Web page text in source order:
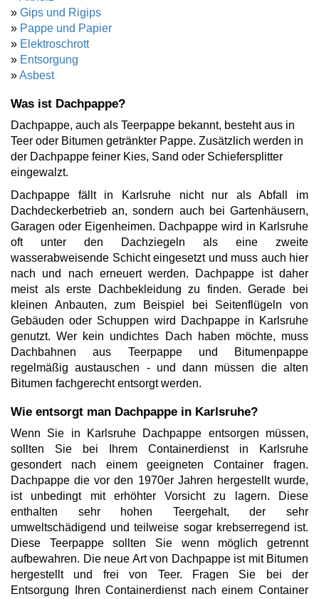
» Gips und Rigips
» Pappe und Papier
» Elektroschrott
» Entsorgung
»Asbest
Was ist Dachpappe?
Dachpappe, auch als Teerpappe bekannt, besteht aus in
Teer oder Bitumen getränkter Pappe. Zusätzlich werden in
der Dachpappe feiner Kies, Sand oder Schiefersplitter
eingewalzt.
Dachpappe fällt in Karlsruhe nicht nur als Abfall im
Dachdeckerbetrieb an, sondern auch bei Gartenhäusern,
Garagen oder Eigenheimen. Dachpappe wird in Karlsruhe
oft unter den Dachziegeln als eine zweite
wasserabweisende Schicht eingesetzt und muss auch hier
nach und nach erneuert werden. Dachpappe ist daher
meist als erste Dachbekleidung zu finden. Gerade bei
kleinen Anbauten, zum Beispiel bei Seitenflügeln von
Gebäuden oder Schuppen wird Dachpappe in Karlsruhe
genutzt. Wer kein undichtes Dach haben möchte, muss
Dachbahnen aus Teerpappe und Bitumenpappe
regelmäßig austauschen - und dann müssen die alten
Bitumen fachgerecht entsorgt werden.
Wie entsorgt man Dachpappe in Karlsruhe?
Wenn Sie in Karlsruhe Dachpappe entsorgen müssen,
sollten Sie bei Ihrem Containerdienst in Karlsruhe
gesondert nach einem geeigneten Container fragen.
Dachpappe die vor den 1970er Jahren hergestellt wurde,
ist unbedingt mit erhöhter Vorsicht zu lagern. Diese
enthalten sehr hohen Teergehalt, der sehr
umweltschädigend und teilweise sogar krebserregend ist.
Diese Teerpappe sollten Sie wenn möglich getrennt
aufbewahren. Die neue Art von Dachpappe ist mit Bitumen
hergestellt und frei von Teer. Fragen Sie bei der
Entsorgung Ihren Containerdienst nach einem Container